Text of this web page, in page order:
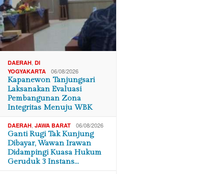
DAERAH ,DI
YOGYAKARTA
06/08/2026
Kapanewon Tanjungsari
Laksanakan Evaluasi
Pembangunan Zona
Integritas Menuju WBK
DAERAH ,JAWA BARAT 06/08/2026
Ganti Rugi Tak Kunjung
Dibayar, Wawan Irawan
Didampingi Kuasa Hukum
Geruduk 3 Instans…